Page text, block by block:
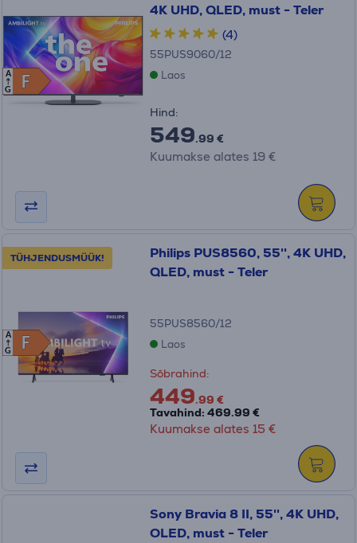
F
F
A
G
4K UHD, QLED, must - Teler
(4)
55PUS9060/12
Laos
Hind:
549.99 €
Kuumakse alates 19 €
TÜHJENDUSMÜÜK!
F
F
A
G
Philips PUS8560, 55'', 4K UHD,
QLED, must - Teler
55PUS8560/12
Laos
Sõbrahind:
449.99 €
Tavahind: 469.99 €
Kuumakse alates 15 €
Sony Bravia 8 II, 55'', 4K UHD,
OLED, must - Teler